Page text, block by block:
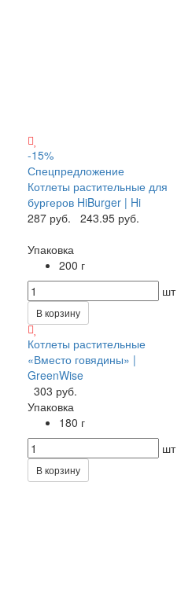
-15%
Спецпредложение
Котлеты растительные для
бургеров HiBurger | Hi
287 руб.
243.95 руб.
Упаковка
200 г
шт
В корзину
Котлеты растительные
«Вместо говядины» |
GreenWise
303 руб.
Упаковка
180 г
шт
В корзину